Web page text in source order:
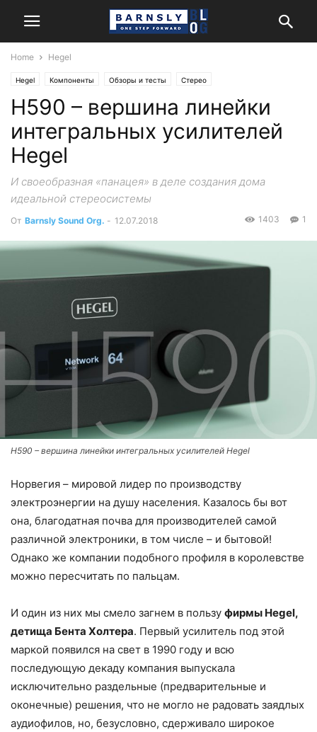
Home Hegel
Hegel Компоненты Обзоры и тесты Стерео
H590 – вершина линейки
интегральных усилителей
Hegel
И своеобразная «панацея» в деле создания дома
идеальной стереосистемы
От Barnsly Sound Org. - 12.07.2018 1
1403
H590 – вершина линейки интегральных усилителей Hegel
Норвегия – мировой лидер по производству
электроэнергии на душу населения. Казалось бы вот
она, благодатная почва для производителей самой
различной электроники, в том числе – и бытовой!
Однако же компании подобного профиля в королевстве
можно пересчитать по пальцам.
И один из них мы смело загнем в пользу фирмы Hegel,
детища Бента Холтера. Первый усилитель под этой
маркой появился на свет в 1990 году и всю
последующую декаду компания выпускала
исключительно раздельные (предварительные и
оконечные) решения, что не могло не радовать заядлых
аудиофилов, но, безусловно, сдерживало широкое